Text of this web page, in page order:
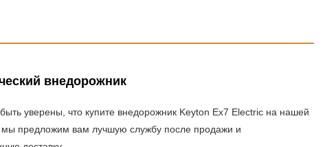
внедорожник
уверены, что купите внедорожник Keyton Ex7 Electric на нашей
предложим вам лучшую службу после продажи и